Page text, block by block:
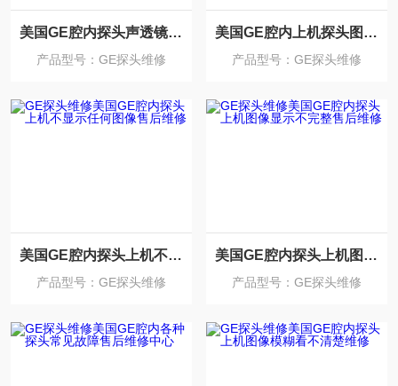
美国GE腔内探头声透镜破损脱落/起泡维修
产品型号：GE探头维修
美国GE腔内上机探头图像缺失一部分售后维修
产品型号：GE探头维修
美国GE腔内探头上机不显示任何图像售后维修
产品型号：GE探头维修
美国GE腔内探头上机图像显示不完整售后维修
产品型号：GE探头维修